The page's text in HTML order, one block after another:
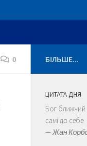
0 БІЛЬШЕ...
ЦИТАТА ДНЯ
Бог ближчий
самі до себе
—Жан